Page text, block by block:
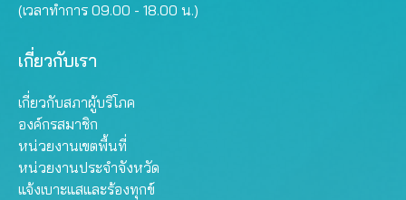
(เวลาทำการ 09.00 - 18.00 น.)
เกี่ยวกับเรา
เกี่ยวกับสภาผู้บริโภค
องค์กรสมาชิก
หน่วยงานเขตพื้นที่
หน่วยงานประจำจังหวัด
แจ้งเบาะแสและร้องทุกข์